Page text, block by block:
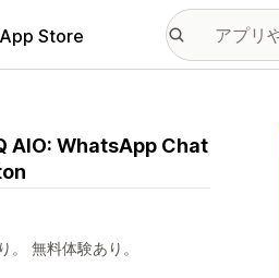
Store
AIO: WhatsApp Chat
。 無料体験あり。